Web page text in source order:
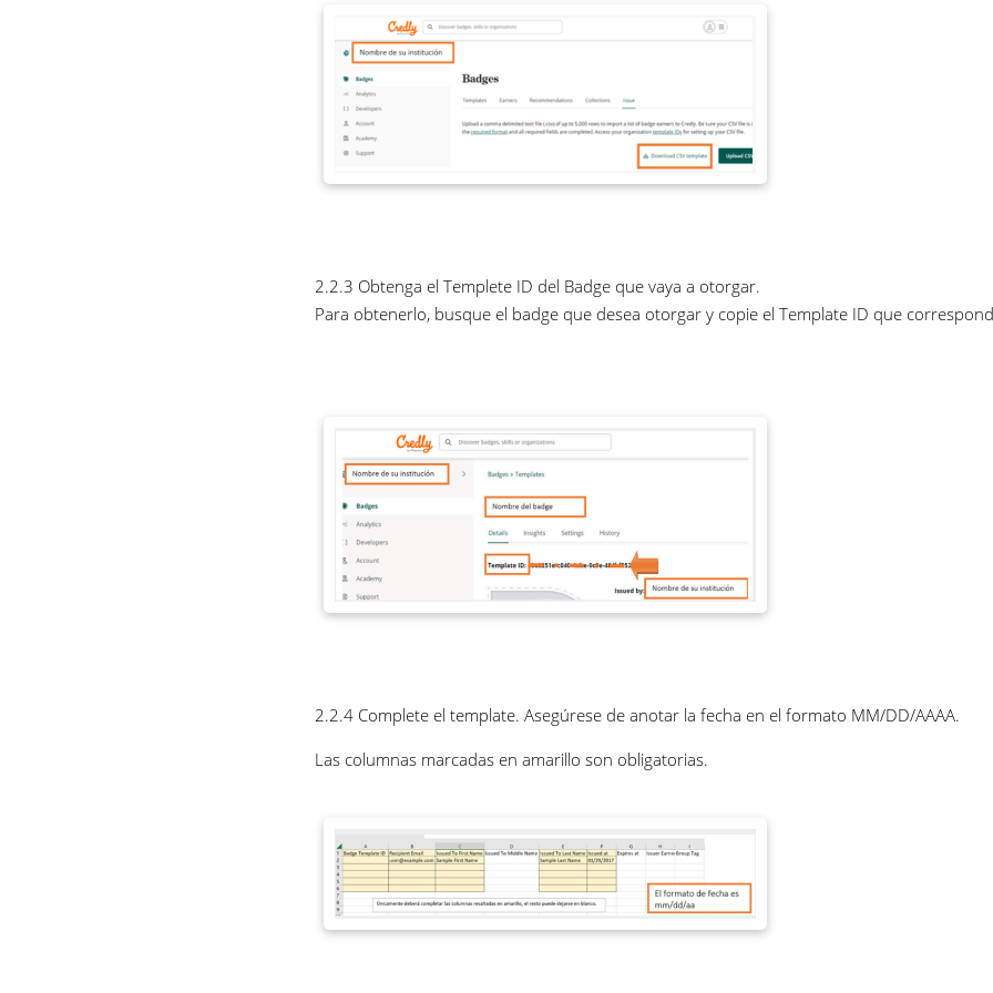
2.2.3 Obtenga el Templete ID del Badge que vaya a otorgar.
Para obtenerlo, busque el badge que desea otorgar y copie el Template ID que
2.2.4 Complete el template. Asegúrese de anotar la fecha en el formato MM/DD/AAAA.
Las columnas marcadas en amarillo son obligatorias.